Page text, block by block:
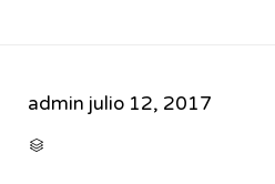
admin julio 12, 2017
